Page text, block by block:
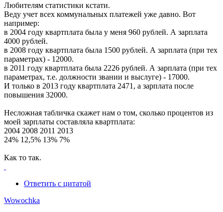
Любителям статистики кстати.
Веду учет всех коммунальных платежей уже давно. Вот
например:
в 2004 году квартплата была у меня 960 рублей. А зарплата
4000 рублей.
в 2008 году квартплата была 1500 рублей. А зарплата (при тех
параметрах) - 12000.
в 2011 году квартплата была 2226 рублей. А зарплата (при тех
параметрах, т.е. должности звании и выслуге) - 17000.
И только в 2013 году квартплата 2471, а зарплата после
повышения 32000.
Несложная табличка скажет нам о том, сколько процентов из
моей зарплаты составляла квартплата:
2004 2008 2011 2013
24% 12,5% 13% 7%
Как то так.
Ответить с цитатой
Wowochka